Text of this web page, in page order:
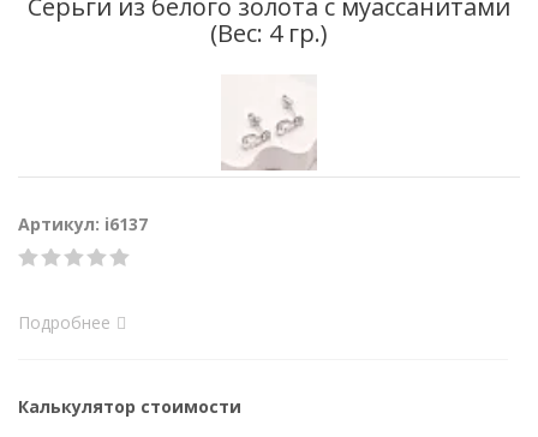
Серьги из белого золота с муассанитами
(Вес: 4 гр.)
Артикул: i6137
Подробнее
Калькулятор стоимости